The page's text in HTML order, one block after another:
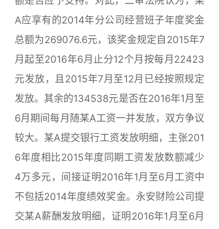
A应享有的2014年分公司经营班子年度奖金
总额为269076.6元，该奖金规定自2015年7
月起至2016年6月止分12个月按每月22423
元发放，且2015年7月至12月已经按照规定
发放。其余的134538元是否在2016年1月至
6月期间每月随某A工资一并发放，双方争议
较大。某A提交银行工资发放明细，主张201
6年度相比2015年度同期工资发放数额减少
4万多元，间接证明2016年1月至6月工资中
不包括2014年度绩效奖金。永安财险公司提
交某A薪酬发放明细，证明2016年1月至6月